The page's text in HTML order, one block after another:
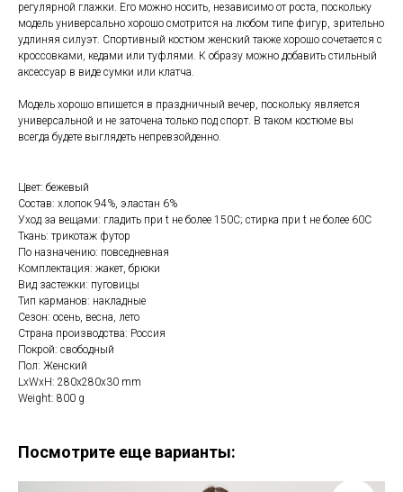
регулярной глажки. Его можно носить, независимо от роста, поскольку
модель универсально хорошо смотрится на любом типе фигур, зрительно
удлиняя силуэт. Спортивный костюм женский также хорошо сочетается с
кроссовками, кедами или туфлями. К образу можно добавить стильный
аксессуар в виде сумки или клатча.
Модель хорошо впишется в праздничный вечер, поскольку является
универсальной и не заточена только под спорт. В таком костюме вы
всегда будете выглядеть непревзойденно.
Цвет: бежевый
Состав: хлопок 94%, эластан 6%
Уход за вещами: гладить при t не более 150С; стирка при t не более 60С
Ткань: трикотаж футор
По назначению: повседневная
Комплектация: жакет, брюки
Вид застежки: пуговицы
Тип карманов: накладные
Сезон: осень, весна, лето
Страна производства: Россия
Покрой: свободный
Пол: Женский
LxWxH: 280x280x30 mm
Weight: 800 g
Посмотрите еще варианты: